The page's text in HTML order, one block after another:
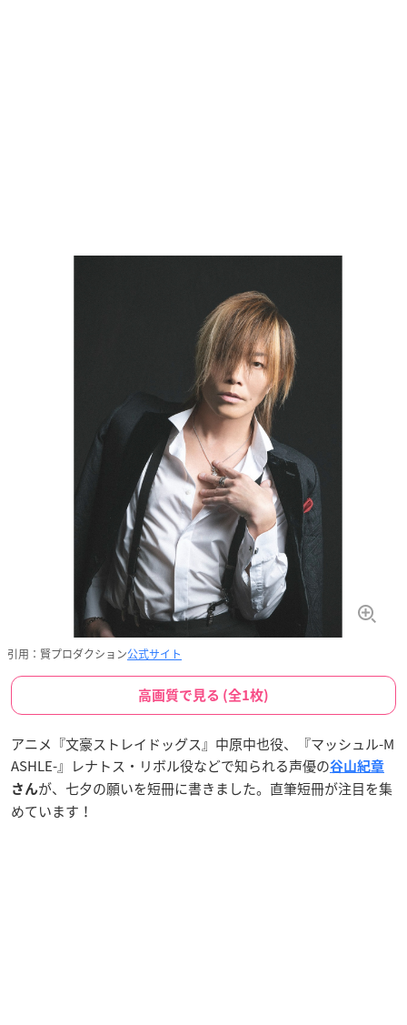
引用：賢プロダクション公式サイト
高画質で見る (全1枚)
アニメ『文豪ストレイドッグス』中原中也役、『マッシュル-M
ASHLE-』レナトス・リボル役などで知られる声優の谷山紀章
さんが、七夕の願いを短冊に書きました。直筆短冊が注目を集
めています！